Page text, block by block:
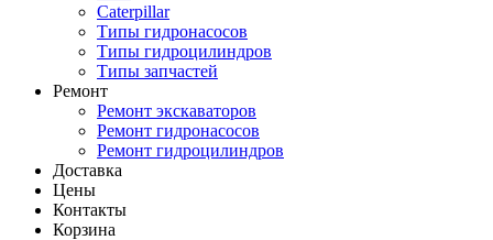
Caterpillar
Типы гидронасосов
Типы гидроцилиндров
Типы запчастей
Ремонт
Ремонт экскаваторов
Ремонт гидронасосов
Ремонт гидроцилиндров
Доставка
Цены
Контакты
Корзина